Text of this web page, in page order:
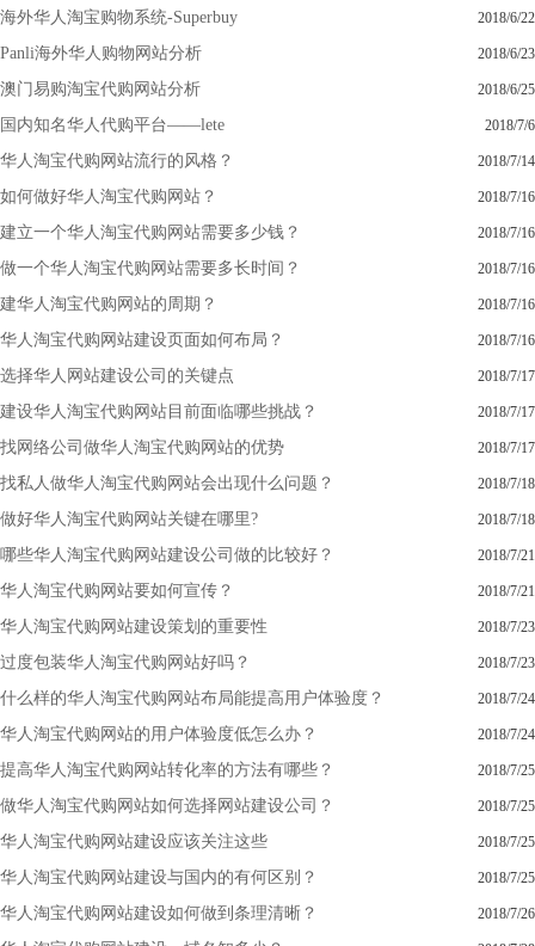
海外华人淘宝购物系统-Superbuy 2018/6/22
Panli海外华人购物网站分析 2018/6/23
澳门易购淘宝代购网站分析 2018/6/25
国内知名华人代购平台——lete 2018/7/6
华人淘宝代购网站流行的风格？ 2018/7/14
如何做好华人淘宝代购网站？ 2018/7/16
建立一个华人淘宝代购网站需要多少钱？ 2018/7/16
做一个华人淘宝代购网站需要多长时间？ 2018/7/16
建华人淘宝代购网站的周期？ 2018/7/16
华人淘宝代购网站建设页面如何布局？ 2018/7/16
选择华人网站建设公司的关键点 2018/7/17
建设华人淘宝代购网站目前面临哪些挑战？ 2018/7/17
找网络公司做华人淘宝代购网站的优势 2018/7/17
找私人做华人淘宝代购网站会出现什么问题？ 2018/7/18
做好华人淘宝代购网站关键在哪里? 2018/7/18
哪些华人淘宝代购网站建设公司做的比较好？ 2018/7/21
华人淘宝代购网站要如何宣传？ 2018/7/21
华人淘宝代购网站建设策划的重要性 2018/7/23
过度包装华人淘宝代购网站好吗？ 2018/7/23
什么样的华人淘宝代购网站布局能提高用户体验度？ 2018/7/24
华人淘宝代购网站的用户体验度低怎么办？ 2018/7/24
提高华人淘宝代购网站转化率的方法有哪些？ 2018/7/25
做华人淘宝代购网站如何选择网站建设公司？ 2018/7/25
华人淘宝代购网站建设应该关注这些 2018/7/25
华人淘宝代购网站建设与国内的有何区别？ 2018/7/25
华人淘宝代购网站建设如何做到条理清晰？ 2018/7/26